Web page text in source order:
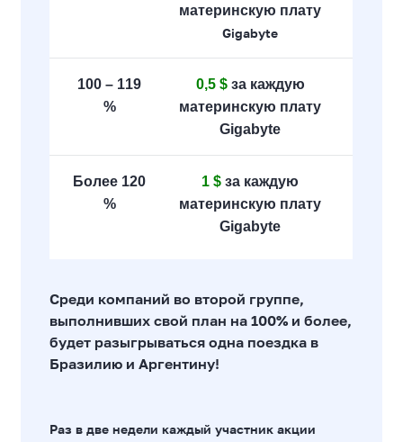
материнскую плату
Gigabyte
100 – 119
%
0,5 $за каждую
материнскую плату
Gigabyte
Более 120
%
1 $ за каждую
материнскую плату
Gigabyte
Среди компаний во второй группе,
выполнивших свой план на 100% и более,
будет разыгрываться одна поездка в
Бразилию и Аргентину!
Раз в две недели каждый участник акции